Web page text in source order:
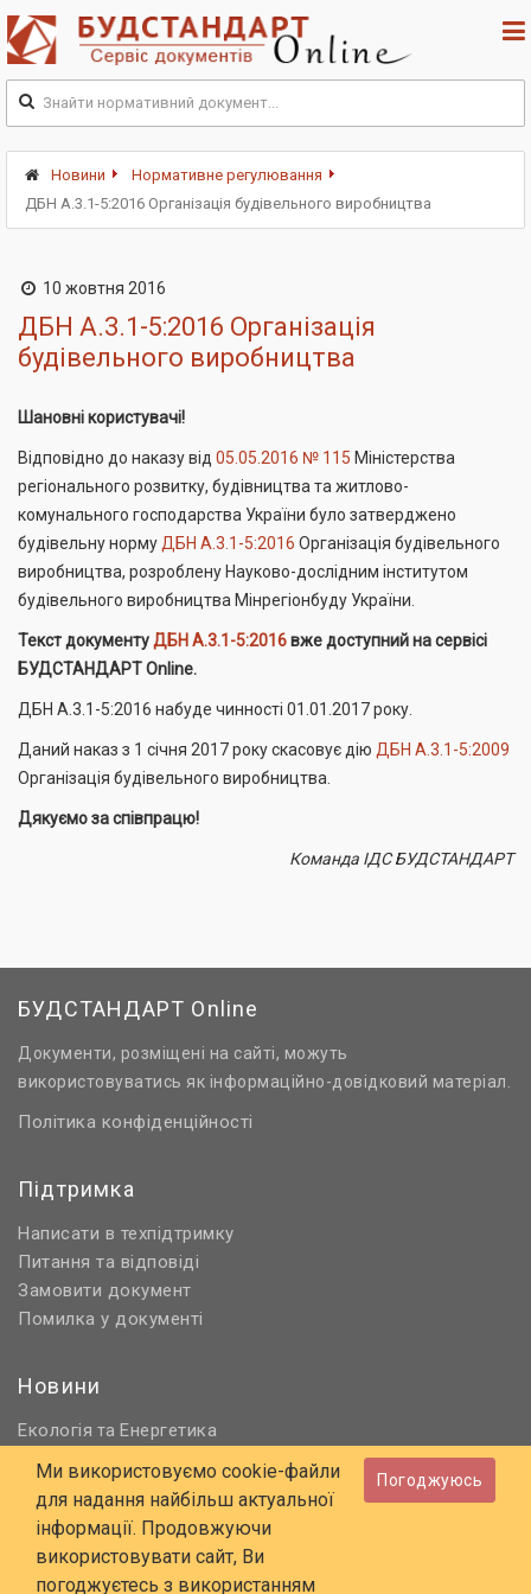
Новини
Нормативне регулювання
ДБН А.3.1-5:2016 Організація будівельного виробництва
10 жовтня 2016
ДБН А.3.1-5:2016 Організація
будівельного виробництва
Шановні користувачі!
Відповідно до наказу від 05.05.2016 № 115 Міністерства
регіонального розвитку, будівництва та житлово-
комунального господарства України було затверджено
будівельну нормуДБН А.3.1-5:2016 Організація будівельного
виробництва, розроблену Науково-дослідним інститутом
будівельного виробництва Мінрегіонбуду України.
Текст документуДБН А.3.1-5:2016вже доступний на сервісі
БУДСТАНДАРТ Online.
ДБН А.3.1-5:2016 набуде чинності 01.01.2017 року.
Даний наказ з 1 січня 2017 року скасовує дію ДБН А.3.1-5:2009
Організація будівельного виробництва.
Дякуємо за співпрацю!
Команда ІДС БУДСТАНДАРТ
БУДСТАНДАРТ Online
Документи, розміщені на сайті, можуть
використовуватись як інформаційно-довідковий матеріал.
Політика конфіденційності
Підтримка
Написати в техпідтримку
Питання та відповіді
Замовити документ
Помилка у документі
Новини
Екологія та Енергетика
Нормативне регулювання
Будівництво та проєктування
Охорона праці та ПБ
© 2006 - 2026 Всі права захищені
Ми використовуємо cookie-файли
для надання найбільш актуальної
інформації. Продовжуючи
використовувати сайт, Ви
погоджуєтесь з використанням
Погоджуюсь